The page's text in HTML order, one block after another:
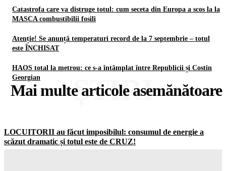
Catastrofa care va distruge totul: cum seceta din Europa a scos la la
MASCA combustibilii fosili
Atenție! Se anunță temperaturi record de la 7 septembrie – totul
este ÎNCHISAT
HAOS total la metrou: ce s-a întâmplat între Republicii și Costin
Georgian
Mai multe articole asemănătoare
ȘTIRI
LOCUITORII au făcut imposibilul: consumul de energie a
scăzut dramatic și totul este de CRUZ!